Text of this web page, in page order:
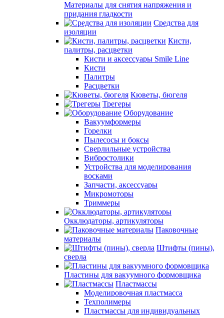
Материалы для снятия напряжения и
придания гладкости
Средства для
изоляции
Кисти,
палитры, расцветки
Кисти и аксессуары Smile Line
Кисти
Палитры
Расцветки
Кюветы, бюгеля
Трегеры
Оборудование
Вакуумформеры
Горелки
Пылесосы и боксы
Сверлильные устройства
Вибростолики
Устройства для моделирования
восками
Запчасти, аксессуары
Микромоторы
Триммеры
Окклюдаторы, артикуляторы
Паковочные
материалы
Штифты (пины),
сверла
Пластины для вакуумного формовщика
Пластмассы
Моделировочная пластмасса
Техполимеры
Пластмассы для индивидуальных